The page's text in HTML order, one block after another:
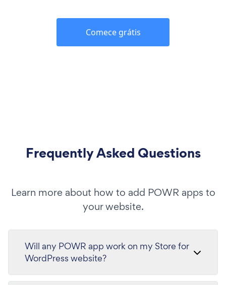
Comece grátis
Frequently Asked Questions
Learn more about how to add POWR apps to
your website.
Will any POWR app work on my Store for
WordPress website?